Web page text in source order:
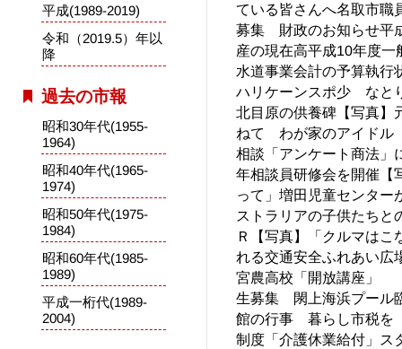
平成(1989-2019)
令和（2019.5）年以
降
過去の市報
昭和30年代(1955-
1964)
昭和40年代(1965-
1974)
昭和50年代(1975-
1984)
昭和60年代(1985-
1989)
平成一桁代(1989-
2004)
ている皆さんへ名取市
募集 財政のお知らせ平
産の現在高平成10年度
水道事業会計の予算執
ハリケーンスポ少 なと
北目原の供養碑【写真
ねて わが家のアイドル
相談「アンケート商法
年相談員研修会を開催【
って」増田児童センター
ストラリアの子供たちと
Ｒ【写真】「クルマは
れる交通安全ふれあい
宮農高校「開放講座」
生募集 閖上海浜プール
館の行事 暮らし市税を
制度「介護休業給付」